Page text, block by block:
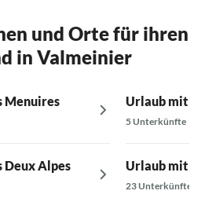
und Orte für ihren
in Valmeinier
Menuires
Deux Alpes
Urlaub mit
5 Unterkünfte
Urlaub mit
23 Unterkünfte